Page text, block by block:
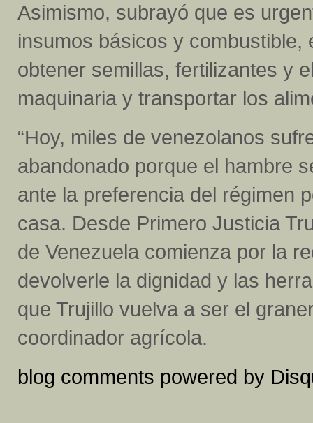
Asimismo, subrayó que es
insumos básicos y combustible,
obtener semillas, fertilizantes y
maquinaria y transportar los
“Hoy, miles de venezolanos
abandonado porque el hambre
ante la preferencia del régimen
casa. Desde Primero Justicia
de Venezuela comienza por la
devolverle la dignidad y las
que Trujillo vuelva a ser el
coordinador agrícola.
blog comments powered by